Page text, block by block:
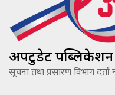
अपटुडेट पब्लिकेशन
सूचना तथा प्रसारण विभाग